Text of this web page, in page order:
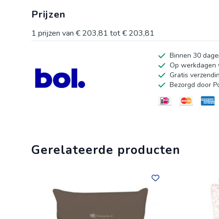
machinewasbare hoes, dankzij soepele ritsen. Zo
tot 7 dagen de tijd om volledig uit te zetten voor
Prijzen
1 prijzen van € 203,81 tot€ 203,81
Binnen 30
Op werkdagen
Gratis
Bezorgd door
Gerelateerde producten